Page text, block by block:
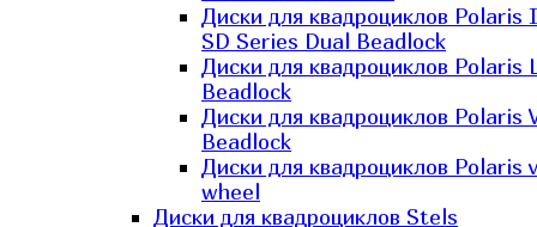
Диски для квадроциклов Polaris
SD Series Dual Beadlock
Диски для квадроциклов Polaris
Beadlock
Диски для квадроциклов Polaris
Beadlock
Диски для квадроциклов Polaris
wheel
Диски для квадроциклов Stels